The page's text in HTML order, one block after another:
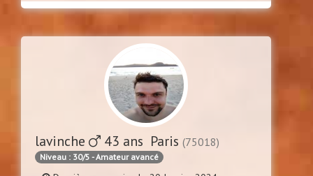
lavinche 43 ans Paris (75018)
Niveau : 30/5 - Amateur avancé